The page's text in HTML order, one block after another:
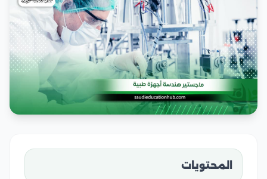
المحتويات